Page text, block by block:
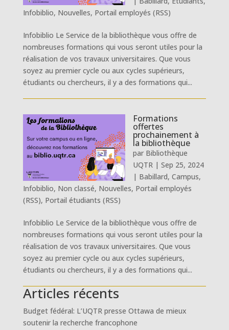
Infobiblio, Nouvelles, Portail employés (RSS)
Infobiblio Le Service de la bibliothèque vous offre de
nombreuses formations qui vous seront utiles pour la
réalisation de vos travaux universitaires. Que vous
soyez au premier cycle ou aux cycles supérieurs,
étudiants ou chercheurs, il y a des formations qui...
Formations
offertes
prochainement à
la bibliothèque
par Bibliothèque
UQTR| Sep 25, 2024
| Babillard, Campus,
Infobiblio, Non classé, Nouvelles, Portail employés
(RSS), Portail étudiants (RSS)
Infobiblio Le Service de la bibliothèque vous offre de
nombreuses formations qui vous seront utiles pour la
réalisation de vos travaux universitaires. Que vous
soyez au premier cycle ou aux cycles supérieurs,
étudiants ou chercheurs, il y a des formations qui...
Articles récents
Budget fédéral: L’UQTR presse Ottawa de mieux
soutenir la recherche francophone